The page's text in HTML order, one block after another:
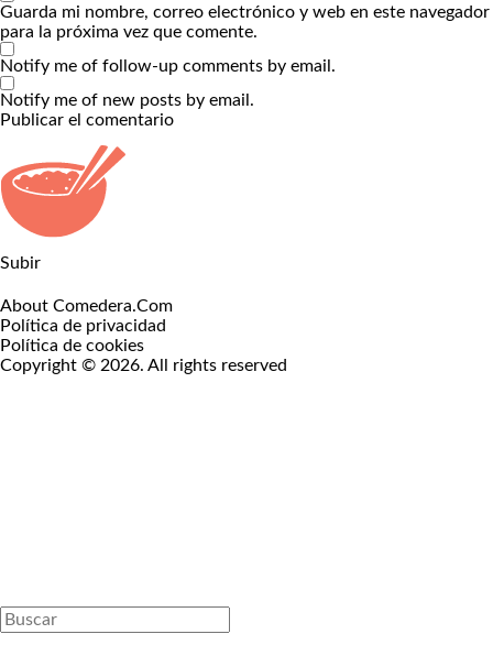
Guarda mi nombre, correo electrónico y web en este navegador
para la próxima vez que comente.
Notify me of follow-up comments by email.
Notify me of new posts by email.
Subir
About Comedera.Com
Política de privacidad
Política de cookies
Copyright © 2026. All rights reserved